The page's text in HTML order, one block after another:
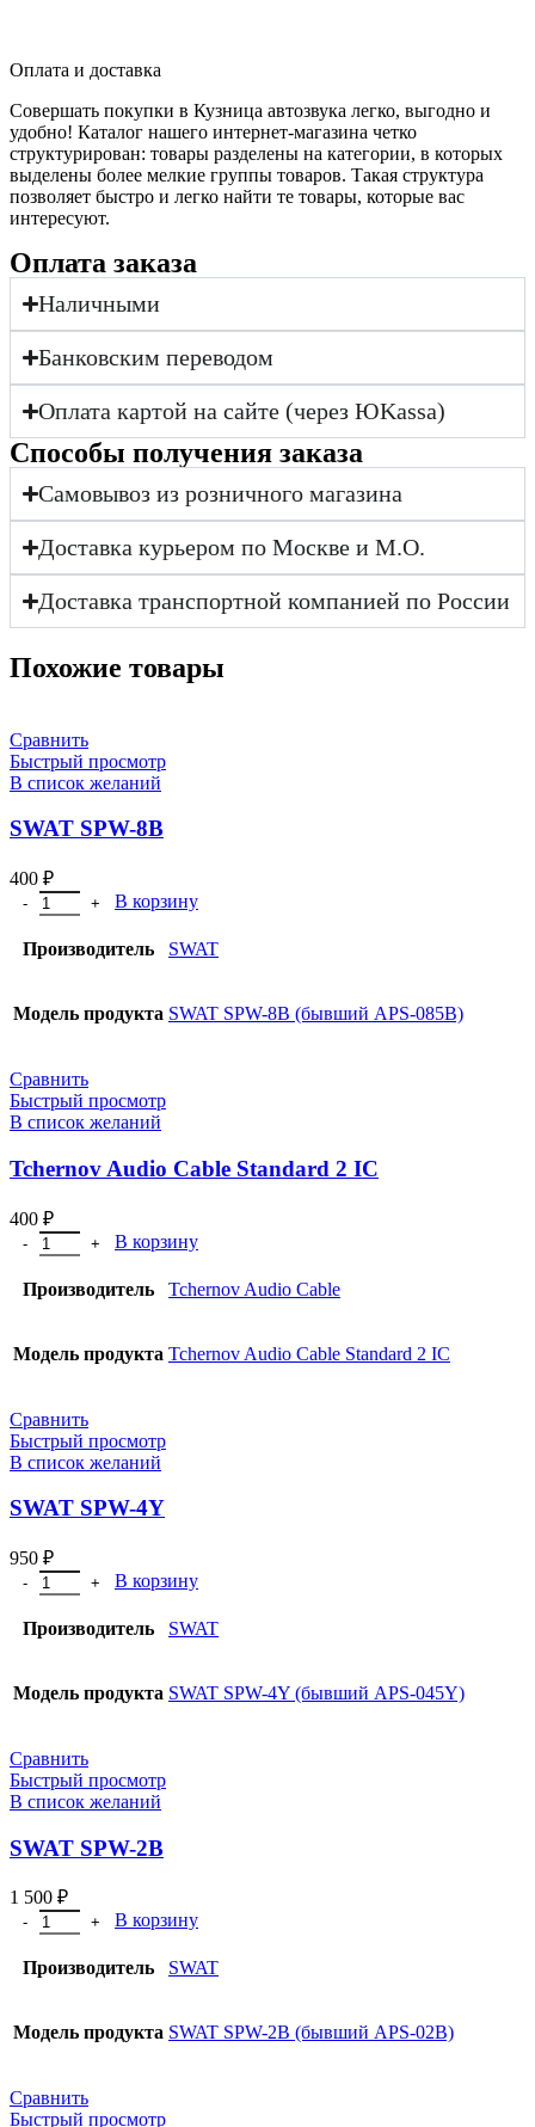
Оплата и доставка
Совершать покупки в Кузница автозвука легко, выгодно и
удобно! Каталог нашего интернет-магазина четко
структурирован: товары разделены на категории, в которых
выделены более мелкие группы товаров. Такая структура
позволяет быстро и легко найти те товары, которые вас
интересуют.
Оплата заказа
Наличными
Банковским переводом
Оплата картой на сайте (через ЮKassa)
Cпособы получения заказа
Самовывоз из розничного магазина
Доставка курьером по Москве и М.О.
Доставка транспортной компанией по России
Похожие товары
Сравнить
Быстрый просмотр
В список желаний
SWAT SPW-8B
400 ₽
В корзину
Производитель SWAT
Модель продукта SWAT SPW-8B (бывший APS-085B)
Сравнить
Быстрый просмотр
В список желаний
Tchernov Audio Cable Standard 2 IC
400 ₽
В корзину
Производитель Tchernov Audio Cable
Модель продукта Tchernov Audio Cable Standard 2 IC
Сравнить
Быстрый просмотр
В список желаний
SWAT SPW-4Y
950 ₽
В корзину
Производитель SWAT
Модель продукта SWAT SPW-4Y (бывший APS-045Y)
Сравнить
Быстрый просмотр
В список желаний
SWAT SPW-2B
1 500 ₽
В корзину
Производитель SWAT
Модель продукта SWAT SPW-2B (бывший APS-02B)
Сравнить
Быстрый просмотр